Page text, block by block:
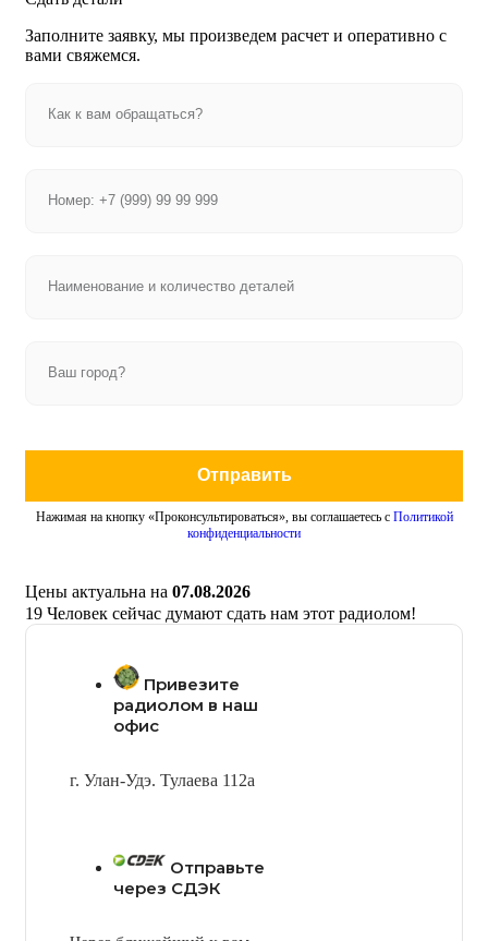
Заполните заявку, мы произведем расчет и оперативно с
вами свяжемся.
Отправить
Нажимая на кнопку «Проконсультироваться», вы соглашаетесь с Политикой
конфиденциальности
Цены актуальна на 07.08.2026
19 Человек сейчас думают сдать нам этот радиолом!
Привезите
радиолом в наш
офис
г. Улан-Удэ. Тулаева 112а
Отправьте
через СДЭК